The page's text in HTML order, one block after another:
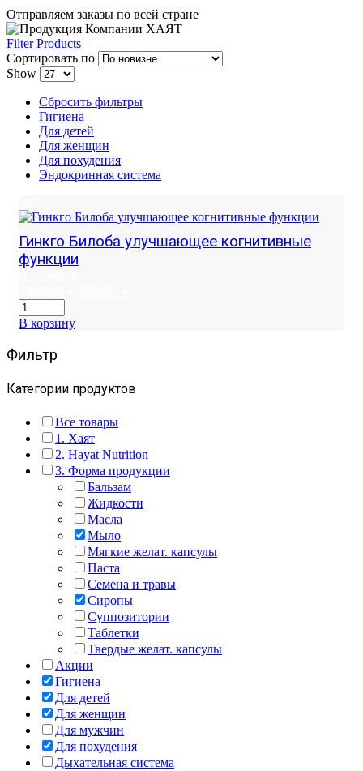
Отправляем заказы по всей стране
Filter Products
Сортировать по
Show
Сбросить фильтры
Гигиена
Для детей
Для женщин
Для похудения
Эндокринная система
Гинкго Билоба улучшающее когнитивные
функции
В корзину
Фильтр
Категории продуктов
Все товары
1. Хаят
2. Hayat Nutrition
3. Форма продукции
Бальзам
Жидкости
Масла
Мыло
Мягкие желат. капсулы
Паста
Семена и травы
Сиропы
Суппозитории
Таблетки
Твердые желат. капсулы
Акции
Гигиена
Для детей
Для женщин
Для мужчин
Для похудения
Дыхательная система